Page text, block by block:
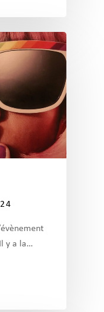
y a la…